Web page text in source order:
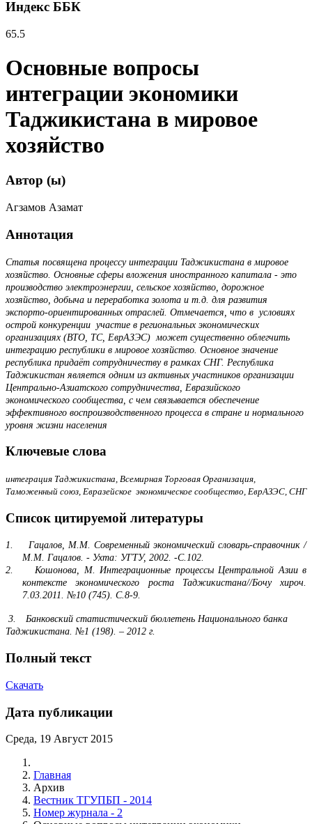
Индекс ББК
65.5
Основные вопросы
интеграции экономики
Таджикистана в мировое
хозяйство
Автор (ы)
Агзамов Азамат
Аннотация
Статья посвящена процессу интеграции Таджикистана в мировое
хозяйство. Основные сферы вложения иностранного капитала - это
производство электроэнергии, сельское хозяйство, дорожное
хозяйство, добыча и переработка золота и т.д. для развития
экспорто-ориентированных отраслей. Отмечается, что в условиях
острой конкуренции участие в региональных экономических
организациях (ВТО, ТС, ЕврАЗЭС) может существенно облегчить
интеграцию республики в мировое хозяйство. Основное значение
республика придаёт сотрудничеству в рамках СНГ. Республика
Таджикистан является одним из активных участников организации
Центрально-Азиатского сотрудничества, Евразийского
экономического сообщества, с чем связывается обеспе­чение
эффективного воспроизводственного процесса в стране и нормального
уровня жизни населения
Ключевые слова
интеграция Таджикистана, Всемирная Торговая Организация,
Таможенный союз, Евразейское экономическое сообщество, ЕврАЗЭС, СНГ
Список цитируемой литературы
1.
Гацалов, М.М. Современный экономический словарь-справочник /
М.М. Гацалов. - Ухта: УГТУ, 2002. -С.102.
2.
Кошонова, М. Интеграционные процессы Центральной Азии в
контексте эконо­мического роста Таджикистана//Бочу хироч.
7.03.2011. №10 (745). С.8-9.
3.
Банковский статистический бюллетень Национального банка
Таджикистана.№1 (198). – 2012 г.
Полный текст
Скачать
Дата публикации
Среда, 19 Август 2015
Главная
Архив
Вестник ТГУПБП - 2014
Номер журнала - 2